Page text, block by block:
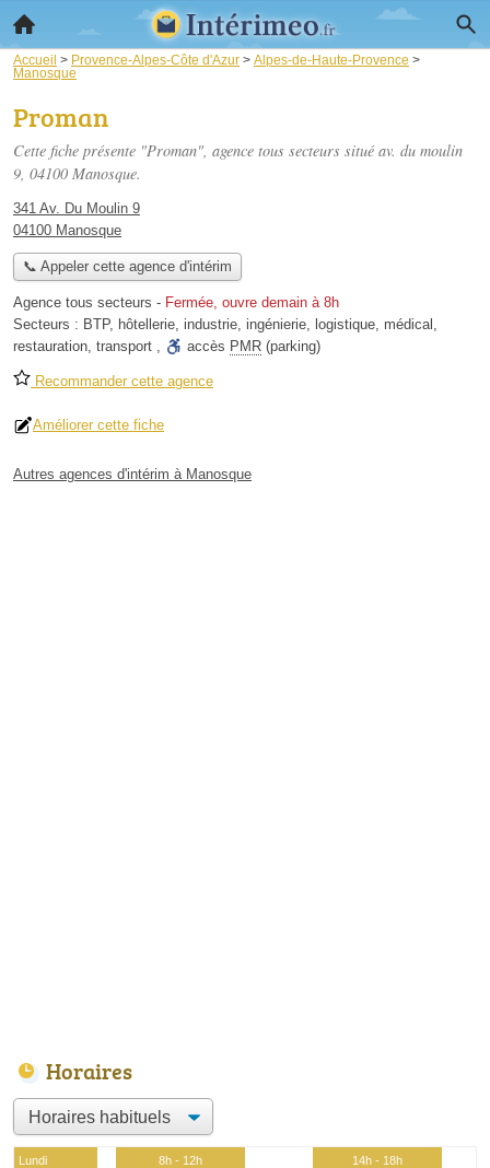
Accueil > Provence-Alpes-Côte d'Azur > Alpes-de-Haute-Provence >
Manosque
Proman
Cette fiche présente "Proman", agence tous secteurs situé av. du moulin
9, 04100 Manosque.
341 Av. Du Moulin 9
04100 Manosque
📞 Appeler cette agence d'intérim
Agence tous secteurs - Fermée, ouvre demain à 8h
Secteurs : BTP, hôtellerie, industrie, ingénierie, logistique, médical ,
restauration, transport , accès PMR (parking)
Recommander cette agence
Améliorer cette fiche
Autres agences d'intérim à Manosque
Horaires
Lundi 8h - 12h
14h - 18h